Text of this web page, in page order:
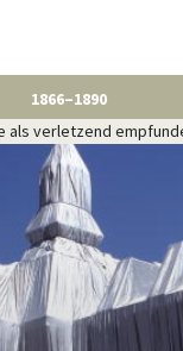
1866–1890
als verletzend